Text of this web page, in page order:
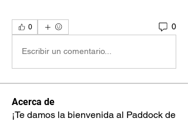
0 0
Escribir un comentario...
Acerca de
¡Te damos la bienvenida al Paddock de